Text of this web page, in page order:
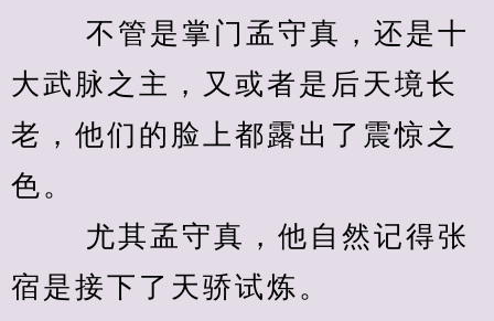
不管是掌门孟守真，还是十
大武脉之主，又或者是后天境长
老，他们的脸上都露出了震惊之
色。
尤其孟守真，他自然记得张
宿是接下了天骄试炼。